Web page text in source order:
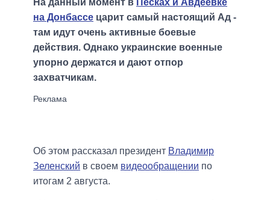
На данный момент в Песках и Авдеевке
на Донбассе царит самый настоящий Ад -
там идут очень активные боевые
действия. Однако украинские военные
упорно держатся и дают отпор
захватчикам.
Об этом рассказал президент Владимир
Зеленский в своем видеообращении по
итогам 2 августа.